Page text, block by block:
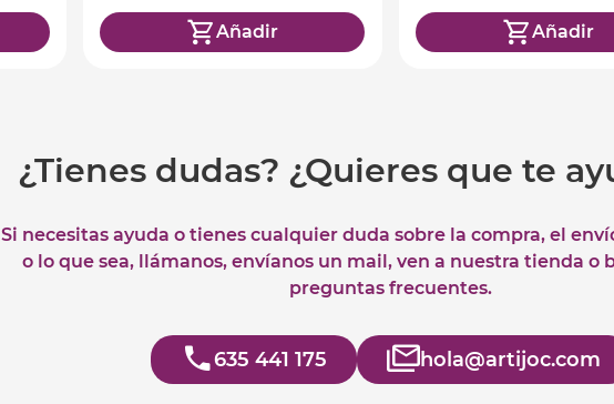
Añadir Añadir
¿Tienes dudas? ¿Quieres que te
Si necesitas ayuda o tienes cualquier duda sobre la compra, el
o lo que sea, llámanos, envíanos un mail, ven a nuestra tienda o
preguntas frecuentes.
635 441 175 hola@artijoc.com